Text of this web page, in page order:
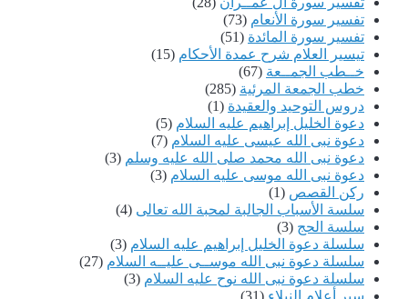
تفسير سورة الأنعام (73)
تفسير سورة المائدة (51)
تيسير العلام شرح عمدة الأحكام (15)
خــطب الجمــعة (67)
خطب الجمعة المرئية (285)
دروس التوحيد والعقيدة (1)
دعوة الخليل إبراهيم عليه السلام (5)
دعوة نبى الله عيسى عليه السلام (7)
دعوة نبى الله محمد صلى الله عليه وسلم (3)
دعوة نبى الله موسى عليه السلام (3)
ركن القصص (1)
سلسة الأسباب الجالبة لمحبة الله تعالى (4)
سلسة الحج (3)
سلسلة دعوة الخليل إبراهيم عليه السلام (3)
سلسلة دعوة نبى الله موســى عليــه السلام (27)
سلسلة دعوة نبى الله نوح عليه السلام (3)
سير أعلام النبلاء (31)